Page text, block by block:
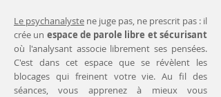
Le psychanalyste ne juge pas, ne prescrit pas : il
crée un espace de parole libre et sécurisant
où l'analysant associe librement ses pensées.
C'est dans cet espace que se révèlent les
blocages qui freinent votre vie. Au fil des
séances, vous apprenez à mieux vous